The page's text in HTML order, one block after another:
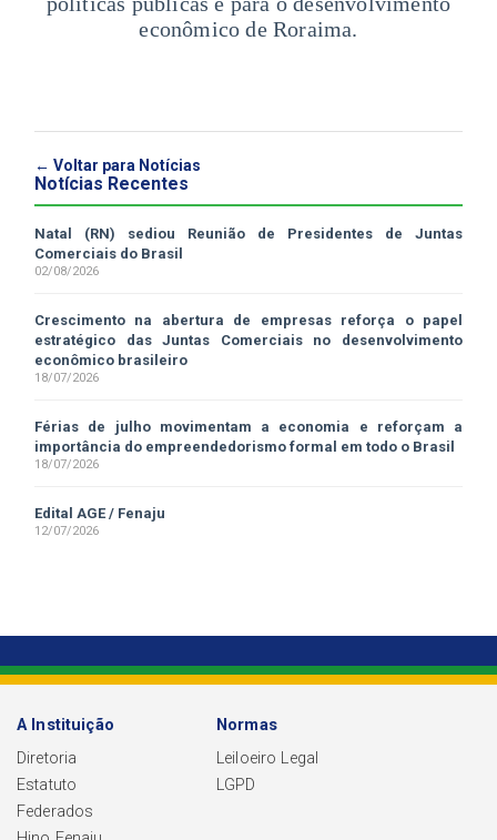
econômico de Roraima.
← Voltar para Notícias
Notícias Recentes
Natal (RN) sediou Reunião de Presidentes de Juntas
Comerciais do Brasil
02/08/2026
Crescimento na abertura de empresas reforça o papel
estratégico das Juntas Comerciais no desenvolvimento
econômico brasileiro
18/07/2026
Férias de julho movimentam a economia e reforçam a
importância do empreendedorismo formal em todo o Brasil
18/07/2026
Edital AGE / Fenaju
12/07/2026
A Instituição
Diretoria
Estatuto
Federados
Normas
Leiloeiro Legal
LGPD